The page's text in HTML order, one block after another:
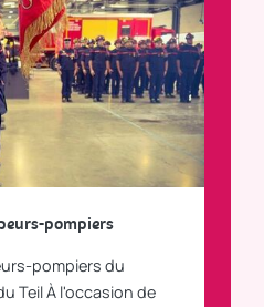
pompiers
pompiers du
Teil À l'occasion de